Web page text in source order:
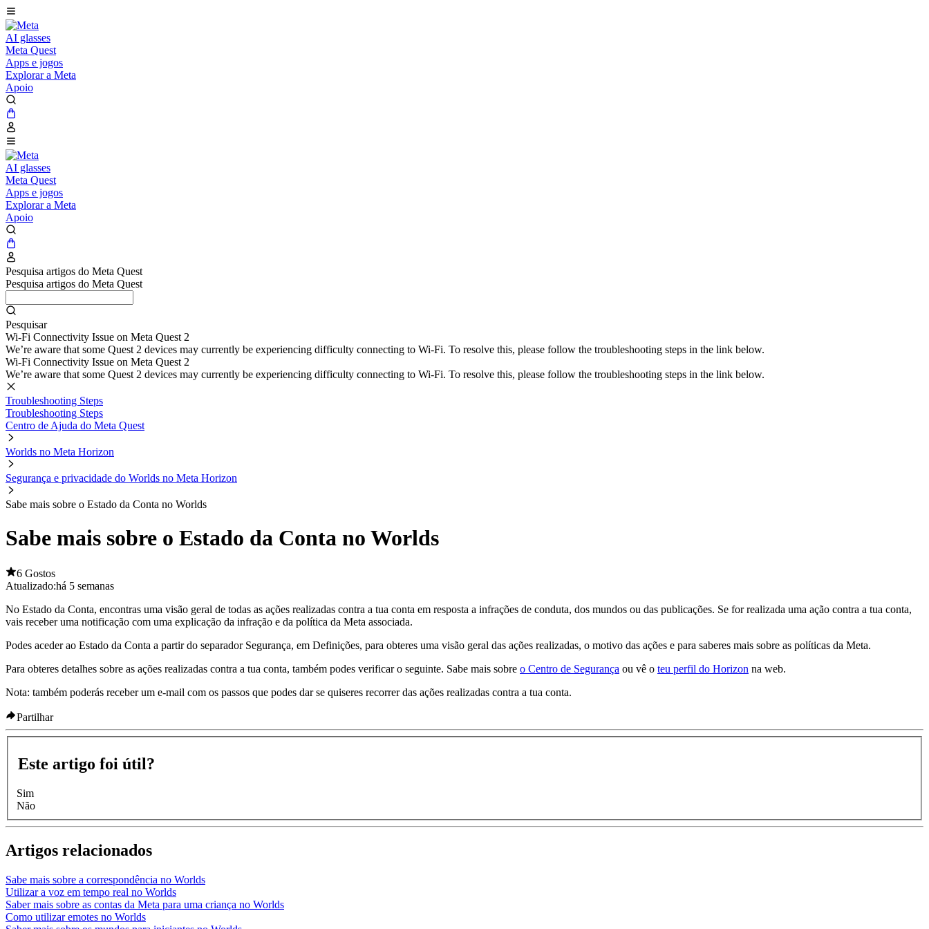
AI glasses
Meta Quest
Apps e jogos
Explorar a Meta
Apoio
AI glasses
Meta Quest
Apps e jogos
Explorar a Meta
Apoio
Pesquisa artigos do Meta Quest
Pesquisa artigos do Meta Quest
Pesquisar
Wi-Fi Connectivity Issue on Meta Quest 2
We’re aware that some Quest 2 devices may currently be experiencing difficulty connecting to Wi-Fi. To resolve this, please follow the troubleshooting steps in the link below.
Wi-Fi Connectivity Issue on Meta Quest 2
We’re aware that some Quest 2 devices may currently be experiencing difficulty connecting to Wi-Fi. To resolve this, please follow the troubleshooting steps in the link below.
Troubleshooting Steps
Troubleshooting Steps
Centro de Ajuda do Meta Quest
Worlds no Meta Horizon
Segurança e privacidade do Worlds no Meta Horizon
Sabe mais sobre o Estado da Conta no Worlds
Sabe mais sobre o Estado da Conta no Worlds
6 Gostos
Atualizado:há 5 semanas
No Estado da Conta, encontras uma visão geral de todas as ações realizadas contra a tua conta em resposta a infrações de conduta, dos mundos ou das publicações. Se for realizada uma ação contra a tua conta,
vais receber uma notificação com uma explicação da infração e da política da Meta associada.
Podes aceder ao Estado da Conta a partir do separador Segurança, em Definições, para obteres uma visão geral das ações realizadas, o motivo das ações e para saberes mais sobre as políticas da Meta.
Para obteres detalhes sobre as ações realizadas contra a tua conta, também podes verificar o seguinte. Sabe mais sobre o Centro de Segurança ou vê o teu perfil do Horizon na web.
Nota: também poderás receber um e-mail com os passos que podes dar se quiseres recorrer das ações realizadas contra a tua conta.
Partilhar
Este artigo foi útil?
Sim
Não
Artigos relacionados
Sabe mais sobre a correspondência no Worlds
Utilizar a voz em tempo real no Worlds
Saber mais sobre as contas da Meta para uma criança no Worlds
Como utilizar emotes no Worlds